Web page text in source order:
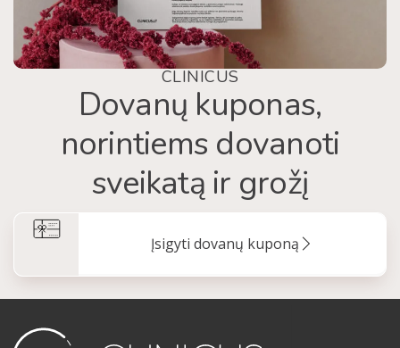
CLINICUS
Dovanų kuponas,
norintiems dovanoti
sveikatą ir grožį
Įsigyti dovanų kuponą